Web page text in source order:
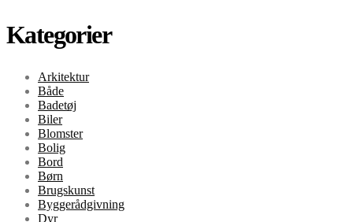
Kategorier
Arkitektur
Både
Badetøj
Biler
Blomster
Bolig
Bord
Børn
Brugskunst
Byggerådgivning
Dyr